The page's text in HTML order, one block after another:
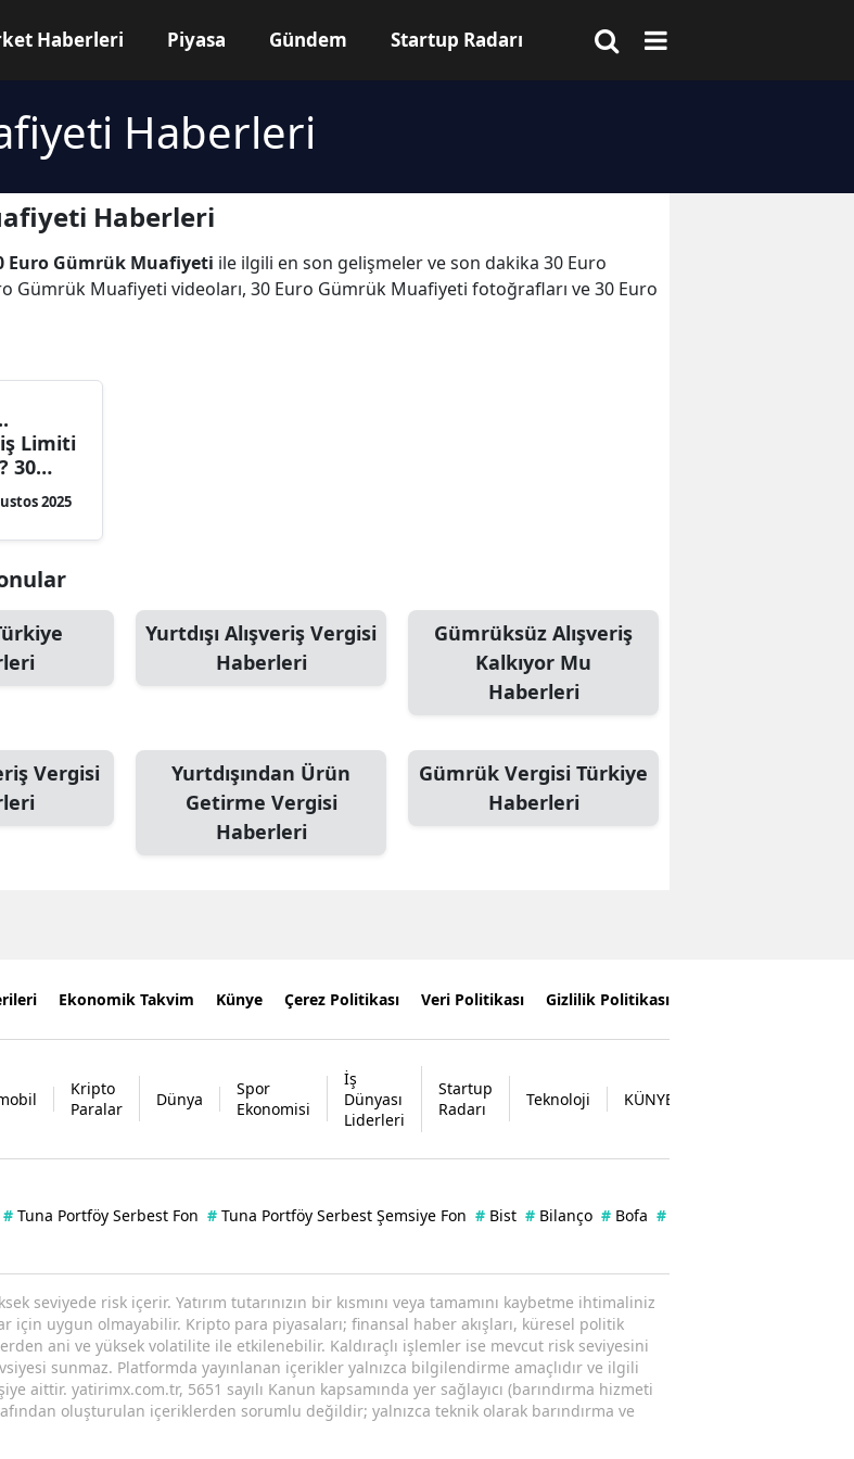
Haberleri Piyasa Gündem Startup Radarı
Haberleri
Haberleri
Euro Gümrük Muafiyeti ile ilgili en son gelişmeler ve son dakika 30 Euro
Gümrük Muafiyeti videoları, 30 Euro Gümrük Muafiyeti fotoğrafları ve 30 Euro
Limiti
30
2025
Yurtdışı Alışveriş Vergisi
Haberleri
Gümrüksüz Alışveriş
Kalkıyor Mu
Haberleri
Vergisi
Yurtdışından Ürün
Getirme Vergisi
Haberleri
Gümrük Vergisi Türkiye
Haberleri
Ekonomik Takvim Künye Çerez Politikası Veri Politikası Gizlilik Politikası
Kripto
Paralar
Dünya
Spor
Ekonomisi
İş
Dünyası
Liderleri
Startup
Radarı
Teknoloji KÜNYE
# Tuna Portföy Serbest Fon # Tuna Portföy Serbest Şemsiye Fon # Bist # Bilanço # Bofa #
seviyede risk içerir. Yatırım tutarınızın bir kısmını veya tamamını kaybetme ihtimaliniz
için uygun olmayabilir. Kripto para piyasaları; finansal haber akışları, küresel politik
ani ve yüksek volatilite ile etkilenebilir. Kaldıraçlı işlemler ise mevcut risk seviyesini
sunmaz. Platformda yayınlanan içerikler yalnızca bilgilendirme amaçlıdır ve ilgili
yatirimx.com.tr, 5651 sayılı Kanun kapsamında yer sağlayıcı (barındırma hizmeti
oluşturulan içeriklerden sorumlu değildir; yalnızca teknik olarak barındırma ve